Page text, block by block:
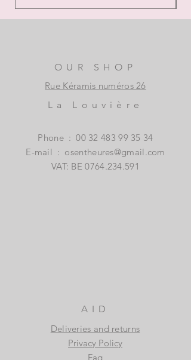
OUR SHOP
Rue Kéramis numéros 26
La Louvière
Phone : 00 32 483 99 35 34
E-mail : osentheures@gmail.com
VAT: BE0764.234.591
AID
Deliveries and returns
Privacy Policy
Faq